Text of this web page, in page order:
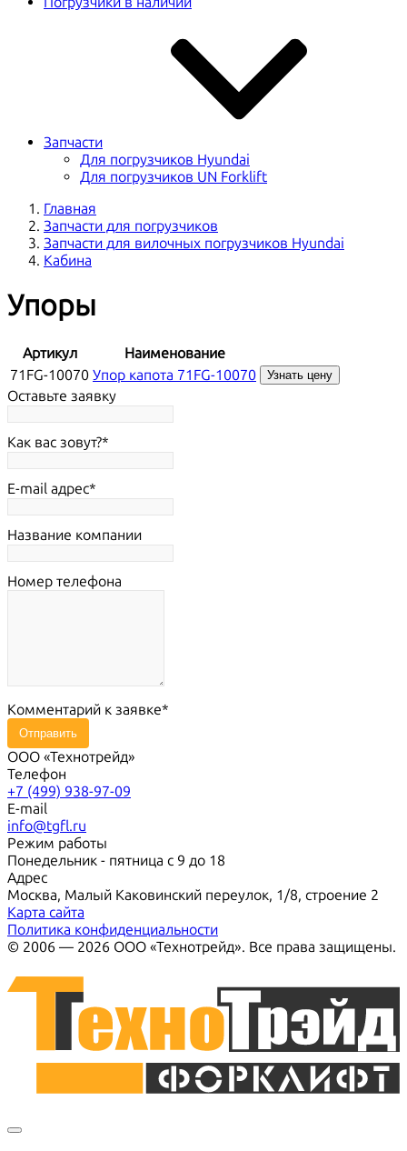
Запчасти
Для погрузчиков Hyundai
Для погрузчиков UN Forklift
Главная
Запчасти для погрузчиков
Запчасти для вилочных погрузчиков Hyundai
Кабина
Упоры
Артикул
Наименование
71FG-10070 Упор капота 71FG-10070 Узнать цену
Оставьте заявку
Как вас зовут?
E-mail адрес
Название компании
Номер телефона
Комментарий к заявке
Отправить
ООО «Технотрейд»
Телефон
+7 (499) 938-97-09
E-mail
info@tgfl.ru
Режим работы
Понедельник - пятница с 9 до 18
Адрес
Москва, Малый Каковинский переулок, 1/8, строение 2
Карта сайта
Политика конфиденциальности
© 2006 — 2026 ООО «Технотрейд». Все права защищены.